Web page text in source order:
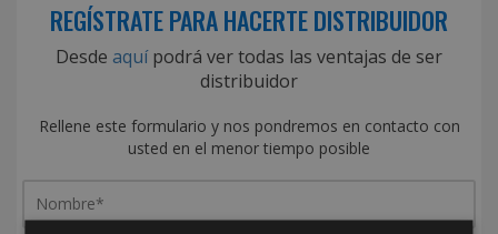
REGÍSTRATE PARA HACERTE DISTRIBUIDOR
Desde aquípodrá ver todas las ventajas de ser
distribuidor
Rellene este formulario y nos pondremos en contacto con
usted en el menor tiempo posible